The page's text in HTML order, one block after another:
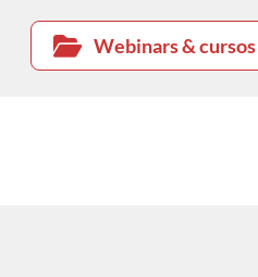
Webinars &